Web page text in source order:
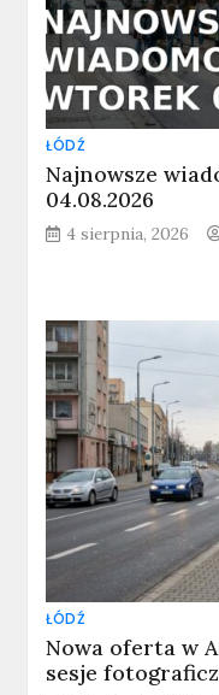
ŁÓDŹ
Najnowsze
04.08.2026
4 sierpnia, 2026
ŁÓDŹ
Nowa oferta w
sesje